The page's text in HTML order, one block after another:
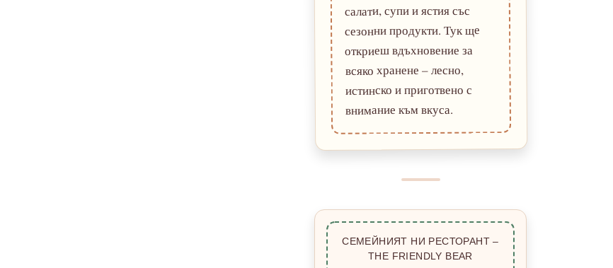
салати, супи и ястия със
сезонни продукти. Тук ще
откриеш вдъхновение за
всяко хранене – лесно,
истинско и приготвено с
внимание към вкуса.
СЕМЕЙНИЯТ НИ РЕСТОРАНТ –
THE FRIENDLY BEAR